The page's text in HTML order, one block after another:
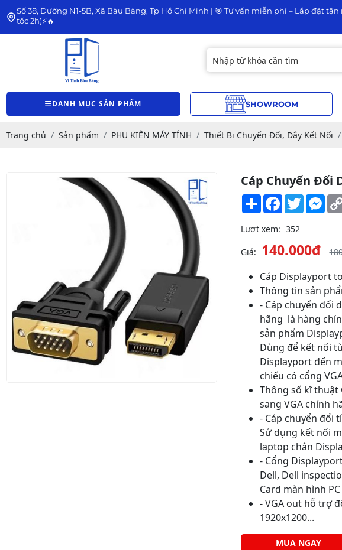
Số 38, Đường N1-5B, Xã Bàu Bàng, Tp Hồ Chí Minh | 🎯 Tư vấn miễn phí – Lắp đặt tận
tốc 2h)⚡🔥
DANH MỤC SẢN PHẨM SHOWROOM
Trang chủ Sản phẩm PHỤ KIỆN MÁY TÍNH Thiết Bị Chuyển Đổi, Dây Kết Nối
Cáp Chuyển Đổi
Share Facebook
Twitter
Lượt xem: 352
Giá: 140.000đ
Cáp Displayport
Thông tin sản
- Cáp chuyển đổi
hãng là hàng
sản phẩm
Dùng để kết nối
Displayport đến
chiếu có cổng
Thông số kĩ thuật
sang VGA chính
- Cáp chuyển đổi
Sử dụng kết nối
laptop chân
- Cổng
Dell, Dell
Card màn hình PC
- VGA out hỗ trợ
1920x1200...
MUA NGAY